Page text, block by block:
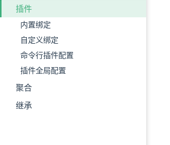
插件
内置绑定
自定义绑定
命令行插件配置
插件全局配置
聚合
继承